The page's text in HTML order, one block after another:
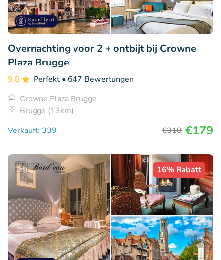
Overnachting voor 2 + ontbijt bij Crowne
Plaza Brugge
9.8 Perfekt • 647 Bewertungen
Crowne Plaza Brugge
Brugge (13km)
Verkauft: 339
€318 €179
16% Rabatt